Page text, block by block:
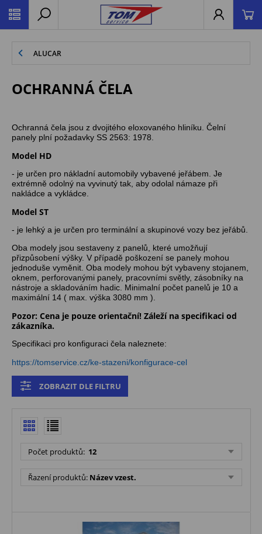
ALUCAR
OCHRANNÁ ČELA
Ochranná čela jsou z dvojitého eloxovaného hliníku. Čelní
panely plní požadavky SS 2563: 1978.
Model HD
- je určen pro nákladní automobily vybavené jeřábem. Je
extrémně odolný na vyvinutý tak, aby odolal námaze při
nakládce a vykládce.
Model ST
- je lehký a je určen pro terminální a skupinové vozy bez jeřábů.
Oba modely jsou sestaveny z panelů, které umožňují
přizpůsobení výšky. V případě poškození se panely mohou
jednoduše vyměnit. Oba modely mohou být vybaveny stojanem,
oknem, perforovanými panely, pracovními světly, zásobníky na
nástroje a skladováním hadic. Minimalní počet panelů je 10 a
maximální 14 ( max. výška 3080 mm ).
Pozor: Cena je pouze orientační! Záleží na specifikaci od
zákazníka.
Specifikaci pro konfiguraci čela naleznete:
https://tomservice.cz/ke-stazeni/konfigurace-cel
ZOBRAZIT DLE FILTRU
Počet produktů: 12
Řazení produktů: Název vzest.